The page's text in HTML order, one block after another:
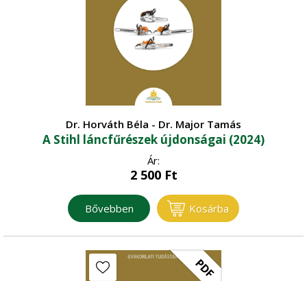
Dr. Horváth Béla - Dr. Major Tamás
A Stihl láncfűrészek újdonságai (2024)
Ár:
2 500Ft
Bővebben Kosárba
PDF